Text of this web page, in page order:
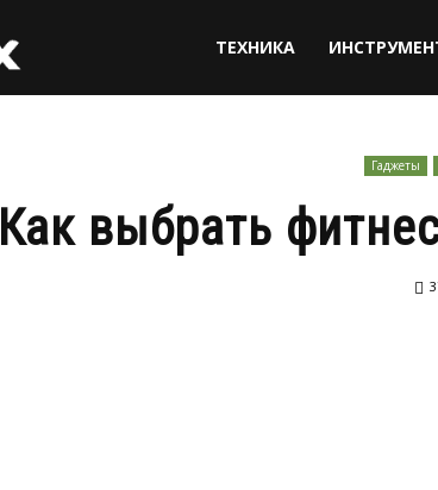
ТЕХНИКА
Гаджеты
Как выбрать